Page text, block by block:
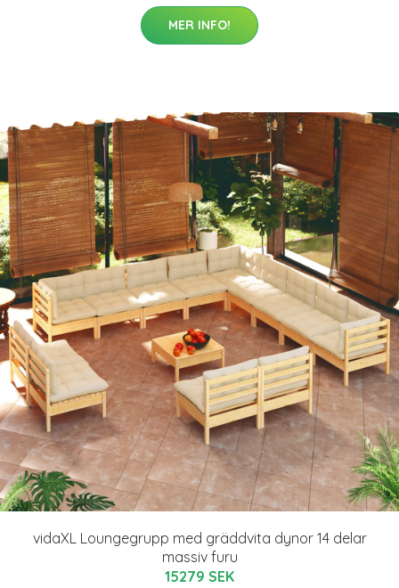
MER INFO!
vidaXL Loungegrupp med gräddvita dynor 14 delar
massiv furu
15279 SEK